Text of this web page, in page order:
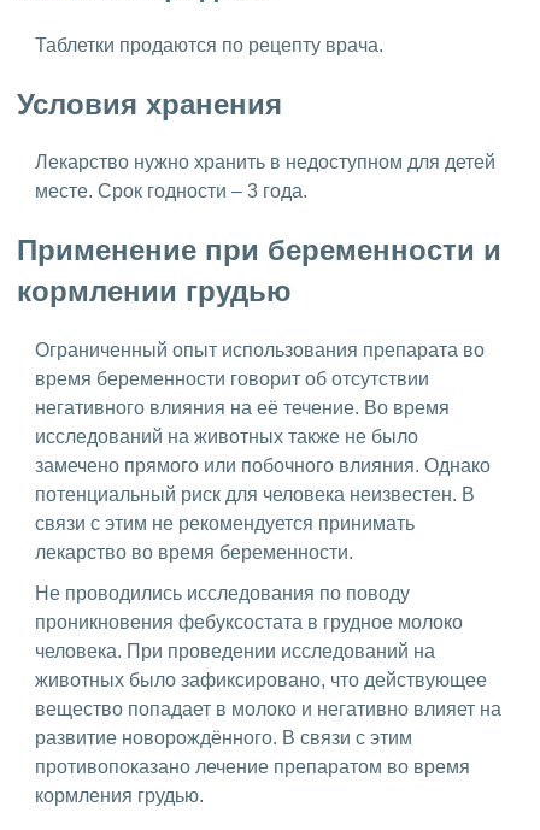
Таблетки продаются по рецепту врача.
Условия хранения
Лекарство нужно хранить в недоступном для детей
месте. Срок годности – 3 года.
Применение при беременности и
кормлении грудью
Ограниченный опыт использования препарата во
время беременности говорит об отсутствии
негативного влияния на её течение. Во время
исследований на животных также не было
замечено прямого или побочного влияния. Однако
потенциальный риск для человека неизвестен. В
связи с этим не рекомендуется принимать
лекарство во время беременности.
Не проводились исследования по поводу
проникновения фебуксостата в грудное молоко
человека. При проведении исследований на
животных было зафиксировано, что действующее
вещество попадает в молоко и негативно влияет на
развитие новорождённого. В связи с этим
противопоказано лечение препаратом во время
кормления грудью.